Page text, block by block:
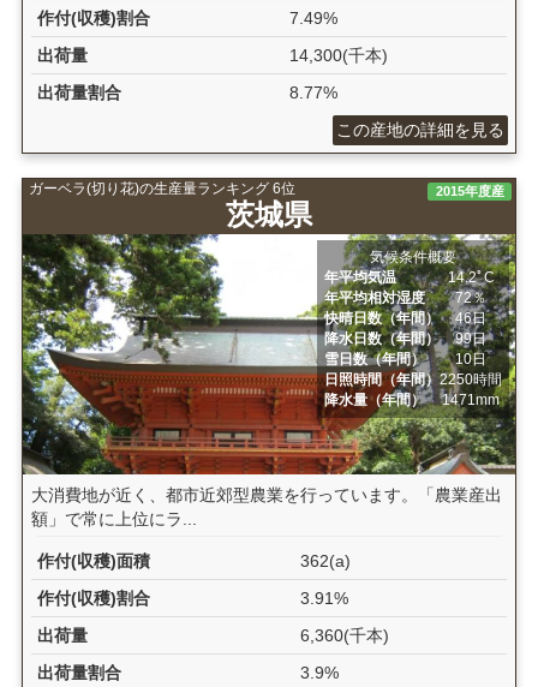
作付(収穫)割合
7.49%
出荷量
14,300(千本)
出荷量割合
8.77%
この産地の詳細を見る
ガーベラ(切り花)の生産量ランキング 6位
茨城県
2015年度産
気候条件概要
年平均気温
14.2ﾟC
年平均相対湿度
72％
快晴日数（年間）
46日
降水日数（年間）
99日
雪日数（年間）
10日
日照時間（年間）2250時間
降水量（年間）
1471mm
大消費地が近く、都市近郊型農業を行っています。「農業産出
額」で常に上位にラ...
作付(収穫)面積
362(a)
作付(収穫)割合
3.91%
出荷量
6,360(千本)
出荷量割合
3.9%